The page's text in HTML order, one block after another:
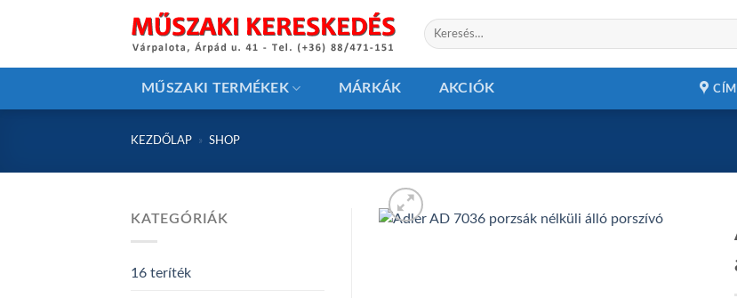
Keresés
a
MŰSZAKI TERMÉKEK MÁRKÁK AKCIÓK
KEZDŐLAP » SHOP
KATEGÓRIÁK
16 teríték